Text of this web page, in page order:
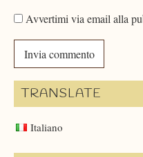
Avvertimi via email alla
TRANSLATE
Italiano